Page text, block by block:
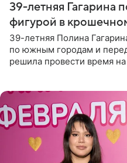
39-летняя Гагарина
фигурой в
39-летняя Полина
по южным городам и
решила провести время